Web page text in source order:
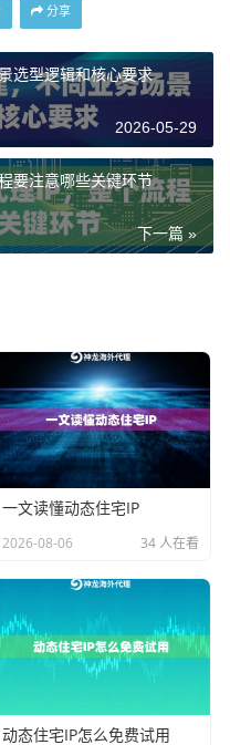
度至关重要。业务如果
市的数据，那么代理IP
IP就非常关键。覆盖200
企业的市场调研、竞品
，获取的信息更加全面
放在放大镜下审视。这
致数据采集任务频繁
保7x24小时的稳定运
视。主流的HTTP、HTT
支持？数据传输是否有
的查询行为和数据安
系。选择支持多种协议
景提供更灵活的接入
业需要考虑的。是否提
情况、提取IP？当遇
业的客服支持？良好
分享
选型逻辑和核心要求
2026-05-29
要注意哪些关键环节
下一篇 »
一文读懂动态住宅IP
2026-08-06 34 人在看
动态住宅IP怎么免费试用